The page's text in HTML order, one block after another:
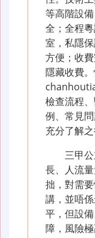
等高階設
全；全程
室，私隱
方便；收
隱藏收費
檢查流程
例、常見
充分了解
三甲
長、人流
拙，對需
講，並唔
平，但設
障，風險極